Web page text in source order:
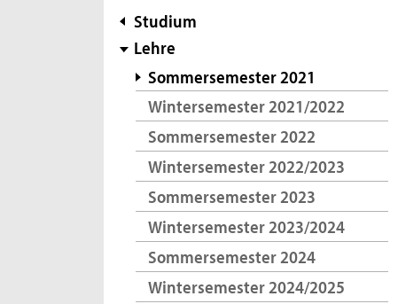
hier:
Learning
&
Further
Education /
Subnavigation
Studium
Lehre
Sommersemester 2021
Wintersemester 2021/2022
Sommersemester 2022
Wintersemester 2022/2023
Sommersemester 2023
Wintersemester 2023/2024
Sommersemester 2024
Wintersemester 2024/2025